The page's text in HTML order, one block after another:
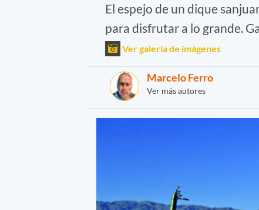
El espejo de un dique
para disfrutar a lo grande.
Ver galería de imágenes
Marcelo Ferro
Ver más autores